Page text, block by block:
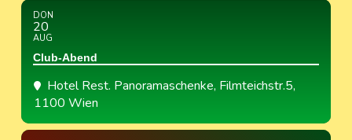
DON
20
AUG
Club-Abend
Hotel Rest. Panoramaschenke, Filmteichstr.5,
1100 Wien